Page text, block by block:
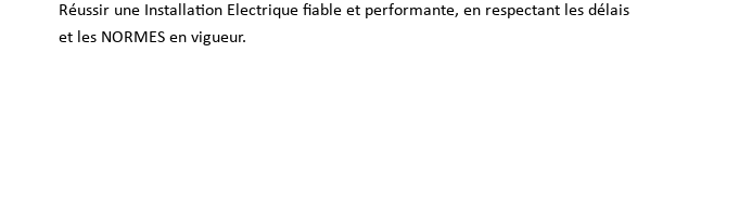
Réussir une Installation Electrique fiable et performante, en respectant les délais
et les NORMES en vigueur.